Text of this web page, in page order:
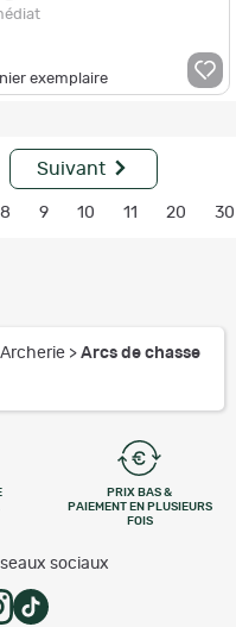
exemplaire
Suivant
8 9 10 11 20 30
Archerie > Arcs de chasse
PRIX BAS &
PAIEMENT EN PLUSIEURS
FOIS
sociaux